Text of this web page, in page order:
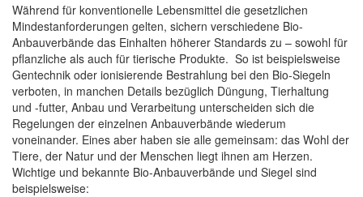
Während für konventionelle Lebensmittel die gesetzlichen
Mindestanforderungen gelten, sichern verschiedene Bio-
Anbauverbände das Einhalten höherer Standards zu – sowohl für
pflanzliche als auch für tierische Produkte. So ist beispielsweise
Gentechnik oder ionisierende Bestrahlung bei den Bio-Siegeln
verboten, in manchen Details bezüglich Düngung, Tierhaltung
und -futter, Anbau und Verarbeitung unterscheiden sich die
Regelungen der einzelnen Anbauverbände wiederum
voneinander. Eines aber haben sie alle gemeinsam: das Wohl der
Tiere, der Natur und der Menschen liegt ihnen am Herzen.
Wichtige und bekannte Bio-Anbauverbände und Siegel sind
beispielsweise: